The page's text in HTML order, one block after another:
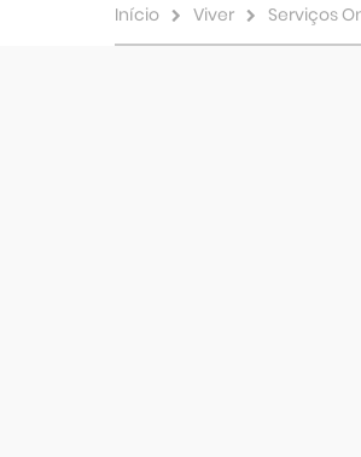
Início Viver Serviços